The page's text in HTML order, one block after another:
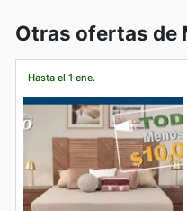
Otras ofertas de
Hasta el 1 ene.